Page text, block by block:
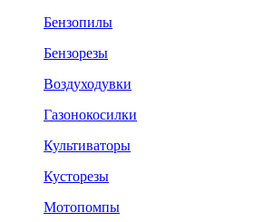
Бензопилы
Бензорезы
Воздуходувки
Газонокосилки
Культиваторы
Кусторезы
Мотопомпы